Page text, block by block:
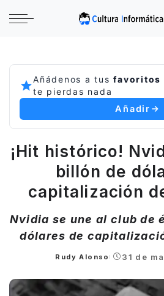
Añádenos a tusfavoritos
te pierdas nada
Añadir
¡Hit histórico!
billón de
capitalización
Nvidia se une al club de
dólares de
Posted
Rudy Alonso 31 de